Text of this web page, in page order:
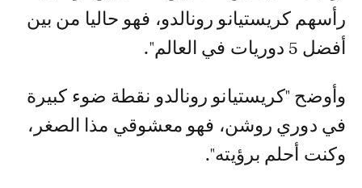
رأسهم كريستيانو رونالدو، فهو حاليا من بين
أفضل 5 دوريات في العالم".
وأوضح "كريستيانو رونالدو نقطة ضوء كبيرة
في دوري روشن، فهو معشوقي مذا الصغر،
وكنت أحلم برؤيته".